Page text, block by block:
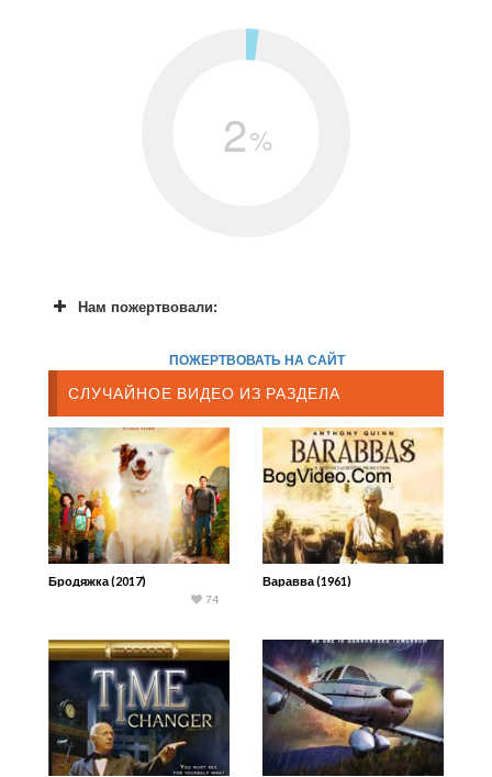
2%
Нам пожертвовали:
ПОЖЕРТВОВАТЬ НА САЙТ
СЛУЧАЙНОЕ ВИДЕО ИЗ РАЗДЕЛА
Бродяжка (2017)
74
Варавва (1961)